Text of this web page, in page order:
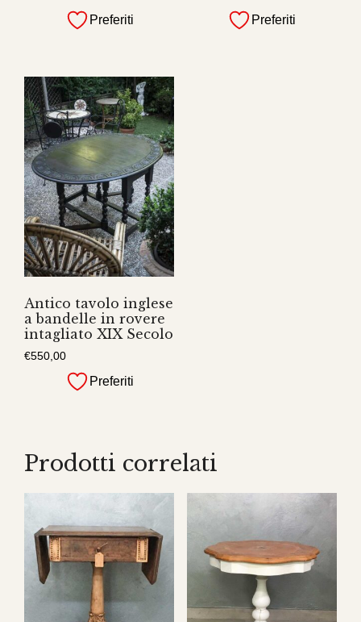
Preferiti Preferiti
Antico tavolo inglese
a bandelle in rovere
intagliato XIX Secolo
€550,00
Preferiti
Prodotti correlati